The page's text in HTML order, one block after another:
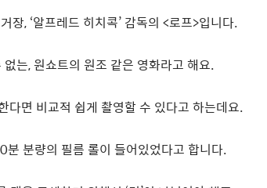
장, ‘알프레드 히치콕’ 감독의 <로프>입니다.
없는,원쇼트의 원조 같은 영화라고 해요.
다면 비교적 쉽게 촬영할 수 있다고 하는데요.
분 분량의 필름 롤이 들어있었다고 합니다.